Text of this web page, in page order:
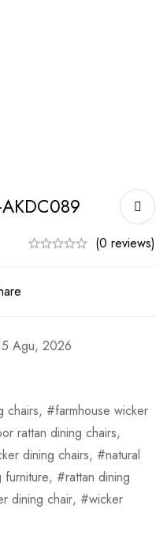
(0 reviews)
Agu, 2026
chairs,
farmhouse wicker
rattan dining chairs,
dining chairs,
natural
furniture,
rattan dining
dining chair,
wicker